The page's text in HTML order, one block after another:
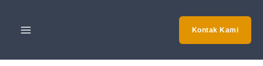
Kontak Kami